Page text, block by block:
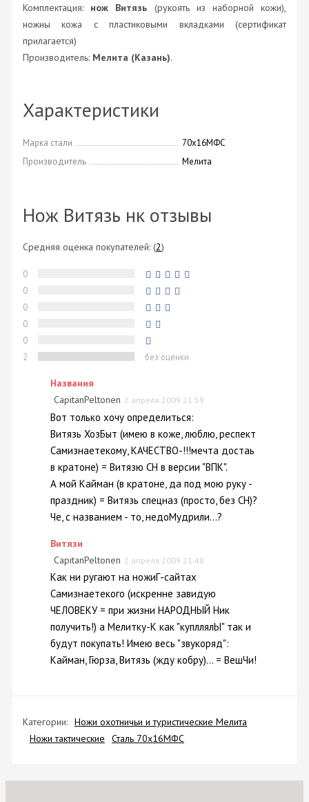
Комплектация: нож Витязь (рукоять из наборной кожи),
ножны кожа с пластиковыми вкладками (сертификат
прилагается)
Производитель: Мелита (Казань).
Характеристики
Марка стали
70х16МФС
Производитель
Мелита
Нож Витязь нк отзывы
Средняя оценка покупателей: (2)
0
0
0
0
0
2
без оценки
Названия
CapitanPeltonen 2 апреля 2009 21:59
Вот только хочу определиться:
Витязь ХозБыт (имею в коже, люблю, респект
Самизнаетекому, КАЧЕСТВО-!!!мечта достаь
в кратоне) = Витязю СН в версии "ВПК".
А мой Кайман (в кратоне, да под мою руку -
праздник) = Витязь спецназ (просто, без СН)?
Че, с названием - то, недоМудрили...?
Витязи
CapitanPeltonen 2 апреля 2009 21:48
Как ни ругают на ножиГ-сайтах
Самизнаетекого (искренне завидую
ЧЕЛОВЕКУ = при жизни НАРОДНЫЙ Ник
получить!) а Мелитку-К как "купллялЫ" так и
будут покупать! Имею весь "звукоряд":
Кайман, Гюрза, Витязь (жду кобру)... = ВешЧи!
Категории: Ножи охотничьи и туристические Мелита
Ножи тактические
Сталь 70х16МФС